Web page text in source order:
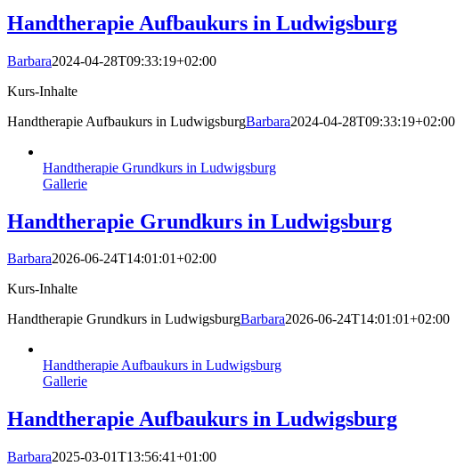
Handtherapie Aufbaukurs in Ludwigsburg
Barbara2024-04-28T09:33:19+02:00
Kurs-Inhalte
Handtherapie Aufbaukurs in LudwigsburgBarbara2024-04-28T09:33:19+02:00
Handtherapie Grundkurs in Ludwigsburg
Gallerie
Handtherapie Grundkurs in Ludwigsburg
Barbara2026-06-24T14:01:01+02:00
Kurs-Inhalte
Handtherapie Grundkurs in LudwigsburgBarbara2026-06-24T14:01:01+02:00
Handtherapie Aufbaukurs in Ludwigsburg
Gallerie
Handtherapie Aufbaukurs in Ludwigsburg
Barbara2025-03-01T13:56:41+01:00